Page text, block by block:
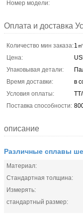
Номер модели:
Оплата и доставка
Количество мин заказа:1㎡
Цена:
Упаковывая детали:
Время доставки:
в
Условия оплаты:
Поставка способности:
описание
Различные сплавы
Материал:
Стандартная толщина:
Измерять:
стандартный размер: